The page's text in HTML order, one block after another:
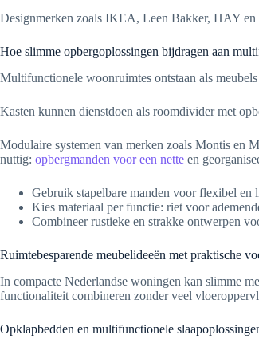
Designmerken zoals IKEA, Leen Bakker, HAY en
Hoe slimme opbergoplossingen bijdragen aan
Multifunctionele woonruimtes ontstaan als
Kasten kunnen dienstdoen als roomdivider met
Modulaire systemen van merken zoals Montis en
nuttig: opbergmanden voor een nette en
Gebruik stapelbare manden voor flexibel en
Kies materiaal per functie: riet voor
Combineer rustieke en strakke ontwerpen
Ruimtebesparende meubelideeën met praktische
In compacte Nederlandse woningen kan slimme
functionaliteit combineren zonder veel
Opklapbedden en multifunctionele